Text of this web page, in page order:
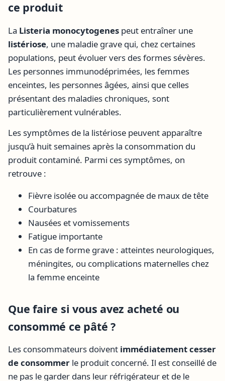
ce produit
La Listeria monocytogenes peut entraîner une
listériose, une maladie grave qui, chez certaines
populations, peut évoluer vers des formes sévères.
Les personnes immunodéprimées, les femmes
enceintes, les personnes âgées, ainsi que celles
présentant des maladies chroniques, sont
particulièrement vulnérables.
Les symptômes de la listériose peuvent apparaître
jusqu’à huit semaines après la consommation du
produit contaminé. Parmi ces symptômes, on
retrouve :
Fièvre isolée ou accompagnée de maux de tête
Courbatures
Nausées et vomissements
Fatigue importante
En cas de forme grave : atteintes neurologiques,
méningites, ou complications maternelles chez
la femme enceinte
Que faire si vous avez acheté ou
consommé ce pâté ?
Les consommateurs doivent immédiatement cesser
de consommer le produit concerné. Il est conseillé de
ne pas le garder dans leur réfrigérateur et de le